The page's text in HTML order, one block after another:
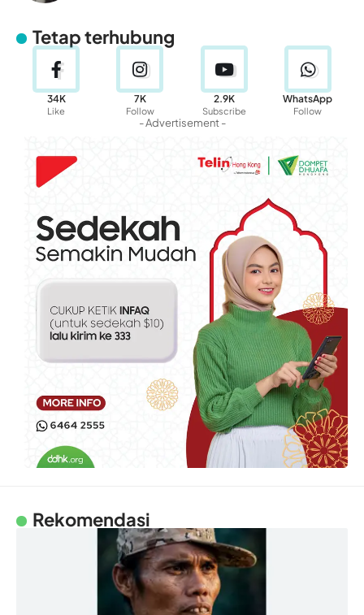
Tetap terhubung
34K
Like
7K
Follow
2.9K
Subscribe
WhatsApp
Follow
- Advertisement -
Rekomendasi